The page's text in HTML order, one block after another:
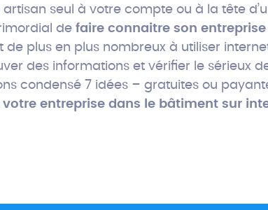
artisan seul à votre compte ou à la tête
de faire connaitre son
de plus en plus nombreux à utiliser
des informations et vérifier le sérieux
condensé 7 idées – gratuites ou
entreprise dans le bâtiment sur